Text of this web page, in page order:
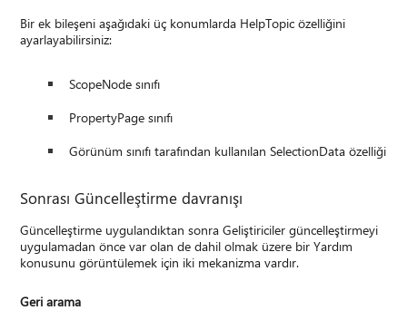
Bir ek bileşeni aşağıdaki üç konumlarda HelpTopic özelliğini
ayarlayabilirsiniz:
ScopeNode sınıfı
PropertyPage sınıfı
Görünüm sınıfı tarafından kullanılan SelectionData özelliği
Sonrası Güncelleştirme davranışı
Güncelleştirme uygulandıktan sonra Geliştiriciler güncelleştirmeyi
uygulamadan önce var olan de dahil olmak üzere bir Yardım
konusunu görüntülemek için iki mekanizma vardır.
Geri arama